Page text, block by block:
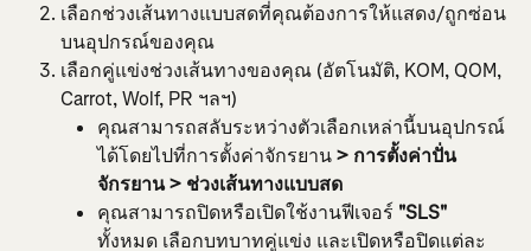
เลือกช่วงเส้นทางแบบสดที่คุณต้องการให้แสดง/ถูกซ่อน
บนอุปกรณ์ของคุณ
เลือกคู่แข่งช่วงเส้นทางของคุณ (อัตโนมัติ, KOM, QOM,
Carrot, Wolf, PR ฯลฯ)
คุณสามารถสลับระหว่างตัวเลือกเหล่านี้บนอุปกรณ์
ได้โดยไปที่การตั้งค่าจักรยาน > การตั้งค่าปั่น
จักรยาน > ช่วงเส้นทางแบบสด
คุณสามารถปิดหรือเปิดใช้งานฟีเจอร์ "SLS"
ทั้งหมด เลือกบทบาทคู่แข่ง และเปิดหรือปิดแต่ละ